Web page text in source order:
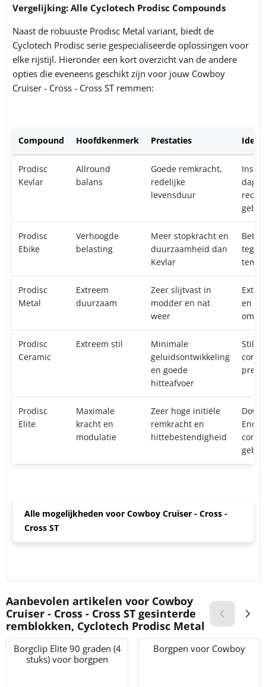
Vergelijking: Alle Cyclotech Prodisc Compounds
Naast de robuuste Prodisc Metal variant, biedt de
Cyclotech Prodisc serie gespecialiseerde oplossingen voor
elke rijstijl. Hieronder een kort overzicht van de andere
opties die eveneens geschikt zijn voor jouw Cowboy
Cruiser - Cross - Cross ST remmen:
Compound Hoofdkenmerk Prestaties
Prodisc
Kevlar
Allround
balans
Goede remkracht,
redelijke
levensduur
Prodisc
Ebike
Verhoogde
belasting
Meer stopkracht en
duurzaamheid dan
Kevlar
Beter
Prodisc
Metal
Extreem
duurzaam
Zeer slijtvast in
modder en nat
weer
en
Prodisc
Ceramic
Extreem stil
Minimale
geluidsontwikkeling
en goede
hitteafvoer
Stilte
Prodisc
Elite
Maximale
kracht en
modulatie
Zeer hoge initiële
remkracht en
hittebestendigheid
Alle mogelijkheden voor Cowboy Cruiser - Cross -
Cross ST
Aanbevolen artikelen voor Cowboy
Cruiser - Cross - Cross ST gesinterde
remblokken, Cyclotech Prodisc Metal
Borgclip Elite 90 graden (4
stuks) voor borgpen
Borgpen voor Cowboy